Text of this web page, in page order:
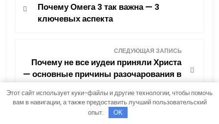
г
а
Почему Омега 3 так важна — 3
ключевых аспекта
СЛЕДУЮЩАЯ ЗАПИСЬ
Почему не все иудеи приняли Христа
— основные причины разочарования в
ожиданиях от мессии
Этот сайт использует куки-файлы и другие технологии, чтобы помочь
вам в навигации, а также предоставить лучший пользовательский
опыт.
OK